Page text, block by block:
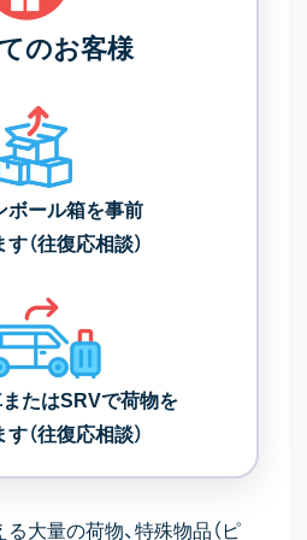
のお客様
ボール箱を事前
（往復応相談）
たはSRVで荷物を
（往復応相談）
大量の荷物、特殊物品（ピ